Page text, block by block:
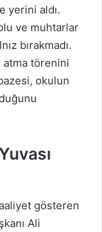
yerini aldı.
ve muhtarlar
bırakmadı.
atma törenini
okulun
gösteren
Ali